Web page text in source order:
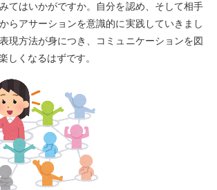
てはいかがですか。自分を認め、そして相手
らアサーションを意識的に実践していきまし
現方法が身につき、コミュニケーションを図
しくなるはずです。